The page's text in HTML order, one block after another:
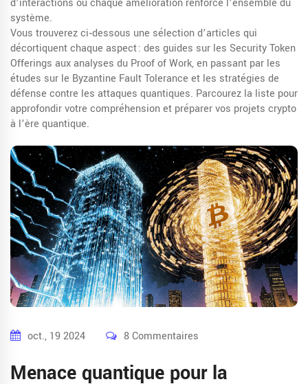
d’interactions où chaque amélioration renforce l’ensemble du
système.
Vous trouverez ci‑dessous une sélection d’articles qui
décortiquent chaque aspect : des guides sur les Security Token
Offerings aux analyses du Proof of Work, en passant par les
études sur le Byzantine Fault Tolerance et les stratégies de
défense contre les attaques quantiques. Parcourez la liste pour
approfondir votre compréhension et préparer vos projets crypto
à l’ère quantique.
oct., 19 2024 8 Commentaires
Menace quantique pour la